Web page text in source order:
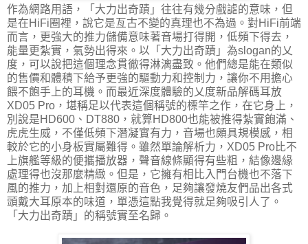
作為網路用語，「大力出奇蹟」往往有幾分戲謔的意味，但
是在HiFi圈裡，說它是亙古不變的真理也不為過。對HiFi前端
而言，更強大的推力儲備意味著音場打得開，低頻下得去，
能量更紮實，氣勢出得來。以「大力出奇蹟」為slogan的乂
度，可以說把這個理念貫徹得淋漓盡致。他們總是能在類似
的售價和體積下給予更強的驅動力和控制力，讓你不用擔心
餵不飽手上的耳機。而最近深度體驗的乂度新品解碼耳放
XD05 Pro，堪稱足以代表這個稱號的標竿之作，在它身上，
別說是HD600、DT880，就算HD800也能被推得紮實飽滿、
虎虎生威，不僅低頻下潛凝實有力，音場也頗具規模感，相
較於它的小身板實屬難得。雖然單論解析力，XD05 Pro比不
上旗艦等級的便攜播放器，聲音線條顯得有些粗，結像邊緣
處理得也沒那麼精緻。但是，它擁有相比入門台機也不落下
風的推力，加上相對還原的音色，足夠讓發燒友們品出各式
頭戴大耳原本的味道，單憑這點我覺得就足夠吸引人了。
「大力出奇蹟」的稱號實至名歸。